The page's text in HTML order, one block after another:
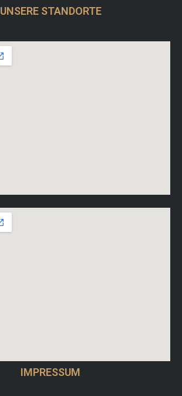
UNSERE STANDORTE
IMPRESSUM